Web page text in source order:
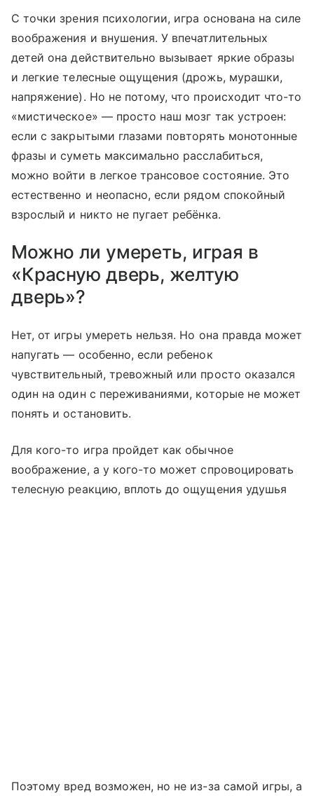
С точки зрения психологии, игра основана на силе
воображения и внушения. У впечатлительных
детей она действительно вызывает яркие образы
и легкие телесные ощущения (дрожь, мурашки,
напряжение). Но не потому, что происходит что-то
«мистическое» — просто наш мозг так устроен:
если с закрытыми глазами повторять монотонные
фразы и суметь максимально расслабиться,
можно войти в легкое трансовое состояние. Это
естественно и неопасно, если рядом спокойный
взрослый и никто не пугает ребёнка.
Можно ли умереть, играя в
«Красную дверь, желтую
дверь»?
Нет, от игры умереть нельзя. Но она правда может
напугать — особенно, если ребенок
чувствительный, тревожный или просто оказался
один на один с переживаниями, которые не может
понять и остановить.
Для кого-то игра пройдет как обычное
воображение, а у кого-то может спровоцировать
телесную реакцию, вплоть до ощущения удушья
Поэтому вред возможен, но не из-за самой игры, а